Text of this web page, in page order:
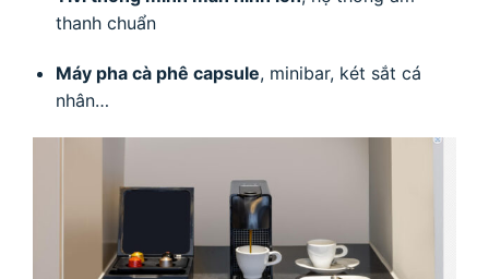
thanh chuẩn
Máy pha cà phê capsule, minibar, két sắt cá
nhân…